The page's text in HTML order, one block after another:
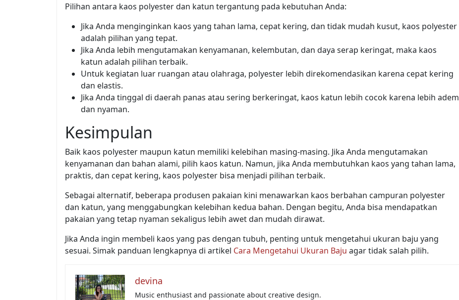
Pilihan antara kaos polyester dan katun tergantung pada kebutuhan Anda:
Jika Anda menginginkan kaos yang tahan lama, cepat kering, dan tidak mudah kusut, kaos polyester
adalah pilihan yang tepat.
Jika Anda lebih mengutamakan kenyamanan, kelembutan, dan daya serap keringat, maka kaos
katun adalah pilihan terbaik.
Untuk kegiatan luar ruangan atau olahraga, polyester lebih direkomendasikan karena cepat kering
dan elastis.
Jika Anda tinggal di daerah panas atau sering berkeringat, kaos katun lebih cocok karena lebih adem
dan nyaman.
Kesimpulan
Baik kaos polyester maupun katun memiliki kelebihan masing-masing. Jika Anda mengutamakan
kenyamanan dan bahan alami, pilih kaos katun. Namun, jika Anda membutuhkan kaos yang tahan lama,
praktis, dan cepat kering, kaos polyester bisa menjadi pilihan terbaik.
Sebagai alternatif, beberapa produsen pakaian kini menawarkan kaos berbahan campuran polyester
dan katun, yang menggabungkan kelebihan kedua bahan. Dengan begitu, Anda bisa mendapatkan
pakaian yang tetap nyaman sekaligus lebih awet dan mudah dirawat.
Jika Anda ingin membeli kaos yang pas dengan tubuh, penting untuk mengetahui ukuran baju yang
sesuai. Simak panduan lengkapnya di artikel Cara Mengetahui Ukuran Baju agar tidak salah pilih.
devina
Music enthusiast and passionate about creative design.